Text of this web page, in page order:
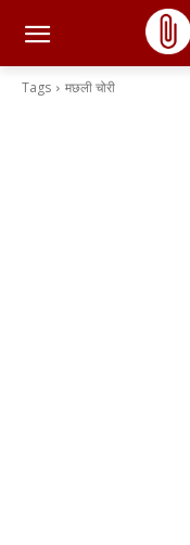
Tags मछली चोरी